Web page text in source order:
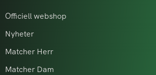
Officiell webshop
Nyheter
Matcher Herr
Matcher Dam